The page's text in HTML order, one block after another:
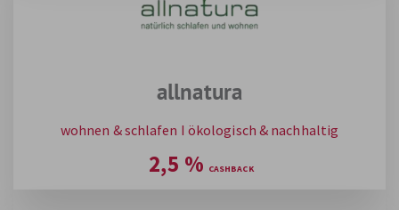
allnatura
wohnen & schlafen I ökologisch & nachhaltig
2,5 %